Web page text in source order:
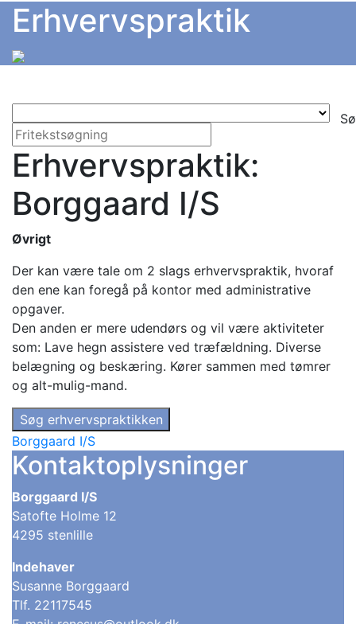
Erhvervspraktik
Erhvervspraktik:
Borggaard I/S
Øvrigt
Der kan være tale om 2 slags erhvervspraktik, hvoraf
den ene kan foregå på kontor med administrative
opgaver.
Den anden er mere udendørs og vil være aktiviteter
som: Lave hegn assistere ved træfældning. Diverse
belægning og beskæring. Kører sammen med tømrer
og alt-mulig-mand.
Søg erhvervspraktikken
Borggaard I/S
Kontaktoplysninger
Borggaard I/S
Satofte Holme 12
4295 stenlille
Indehaver
Susanne Borggaard
Tlf. 22117545